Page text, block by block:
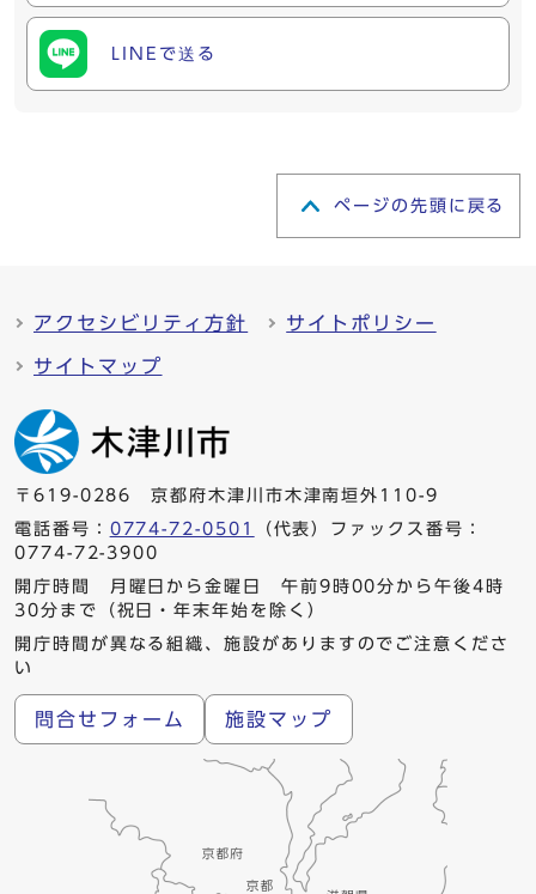
LINEで送る
ページの先頭に戻る
アクセシビリティ方針 サイトポリシー
サイトマップ
〒619-0286 京都府木津川市木津南垣外110-9
電話番号： 0774-72-0501
（代表）ファックス番号：
0774-72-3900
開庁時間 月曜日から金曜日 午前9時00分から午後4時
30分まで（祝日・年末年始を除く）
開庁時間が異なる組織、施設がありますのでご注意くださ
い
問合せフォーム 施設マップ